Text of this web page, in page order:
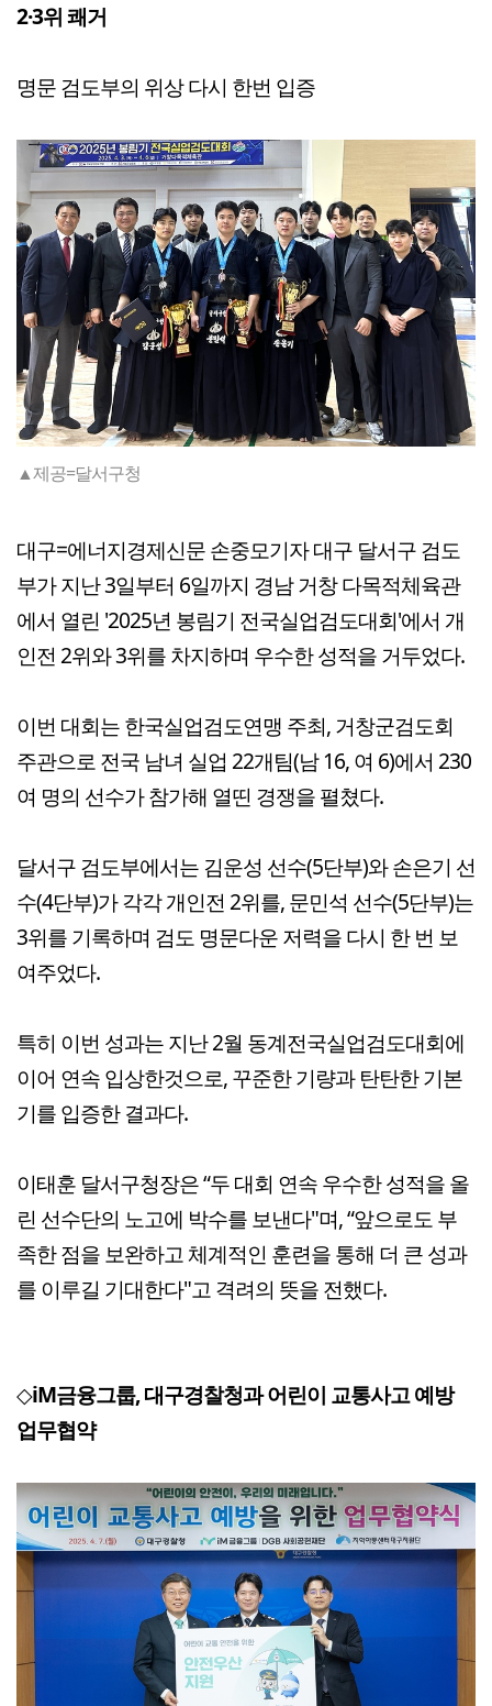
2·3위 쾌거
명문 검도부의 위상 다시 한번 입증
▲제공=달서구청
대구=에너지경제신문 손중모기자 대구 달서구 검도
부가 지난 3일부터 6일까지 경남 거창 다목적체육관
에서 열린 '2025년 봉림기 전국실업검도대회'에서 개
인전 2위와 3위를 차지하며 우수한 성적을 거두었다.
이번 대회는 한국실업검도연맹 주최, 거창군검도회
주관으로 전국 남녀 실업 22개팀(남 16, 여 6)에서 230
여 명의 선수가 참가해 열띤 경쟁을 펼쳤다.
달서구 검도부에서는 김운성 선수(5단부)와 손은기 선
수(4단부)가 각각 개인전 2위를, 문민석 선수(5단부)는
3위를 기록하며 검도 명문다운 저력을 다시 한 번 보
여주었다.
특히 이번 성과는 지난 2월 동계전국실업검도대회에
이어 연속 입상한것으로, 꾸준한 기량과 탄탄한 기본
기를 입증한 결과다.
이태훈 달서구청장은 “두 대회 연속 우수한 성적을 올
린 선수단의 노고에 박수를 보낸다"며, “앞으로도 부
족한 점을 보완하고 체계적인 훈련을 통해 더 큰 성과
를 이루길 기대한다"고 격려의 뜻을 전했다.
◇iM금융그룹, 대구경찰청과 어린이 교통사고 예방
업무협약